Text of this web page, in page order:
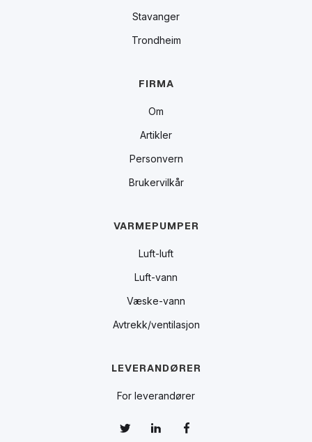
Stavanger
Trondheim
FIRMA
Om
Artikler
Personvern
Brukervilkår
VARMEPUMPER
Luft-luft
Luft-vann
Væske-vann
Avtrekk/ventilasjon
LEVERANDØRER
For leverandører